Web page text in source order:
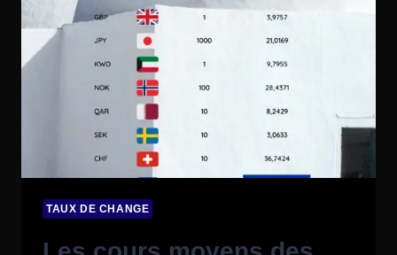
TAUX DE CHANGE